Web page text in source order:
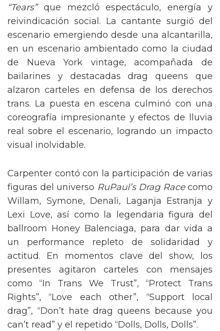
“Tears”que mezcló espectáculo, energía y
reivindicación social. La cantante surgió del
escenario emergiendo desde una alcantarilla,
en un escenario ambientado como la ciudad
de Nueva York vintage, acompañada de
bailarines y destacadas drag queens que
alzaron carteles en defensa de los derechos
trans. La puesta en escena culminó con una
coreografía impresionante y efectos de lluvia
real sobre el escenario, logrando un impacto
visual inolvidable.
Carpenter contó con la participación de varias
figuras del universo RuPaul’s Drag Racecomo
Willam, Symone, Denali, Laganja Estranja y
Lexi Love, así como la legendaria figura del
ballroom Honey Balenciaga, para dar vida a
un performance repleto de solidaridad y
actitud. En momentos clave del show, los
presentes agitaron carteles con mensajes
como “In Trans We Trust”, “Protect Trans
Rights”, “Love each other”, “Support local
drag”, “Don’t hate drag queens because you
can’t read” y el repetido “Dolls, Dolls, Dolls”.